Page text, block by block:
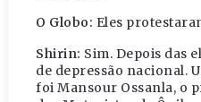
O Globo: Eles
Shirin: Sim. Depois das
de depressão nacional.
foi Mansour Ossanla, o